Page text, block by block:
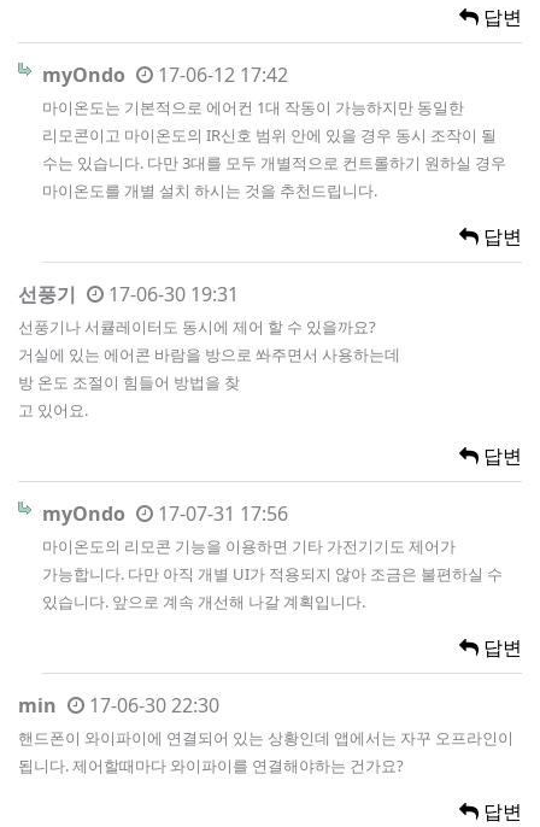
답변
myOndo 17-06-12 17:42
마이온도는 기본적으로 에어컨 1대 작동이 가능하지만 동일한
리모콘이고 마이온도의 IR신호 범위 안에 있을 경우 동시 조작이 될
수는 있습니다. 다만 3대를 모두 개별적으로 컨트롤하기 원하실 경우
마이온도를 개별 설치 하시는 것을 추천드립니다.
답변
선풍기 17-06-30 19:31
선풍기나 서큘레이터도 동시에 제어 할 수 있을까요?
거실에 있는 에어콘 바람을 방으로 쏴주면서 사용하는데
방 온도 조절이 힘들어 방법을 찾
고 있어요.
답변
myOndo 17-07-31 17:56
마이온도의 리모콘 기능을 이용하면 기타 가전기기도 제어가
가능합니다. 다만 아직 개별 UI가 적용되지 않아 조금은 불편하실 수
있습니다. 앞으로 계속 개선해 나갈 계획입니다.
답변
min 17-06-30 22:30
핸드폰이 와이파이에 연결되어 있는 상황인데 앱에서는 자꾸 오프라인이
됩니다. 제어할때마다 와이파이를 연결해야하는 건가요?
답변